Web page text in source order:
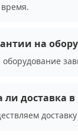
на
оборудование
доставка в